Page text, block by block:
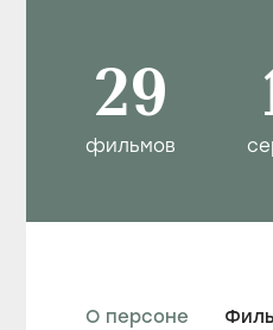
29
фильмов
О персоне